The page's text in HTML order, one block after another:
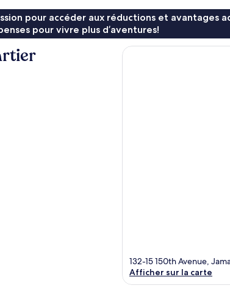
pour accéder aux réductions et avantages
pour vivre plus d’aventures!
132-15 150th Avenue,
Afficher sur la carte